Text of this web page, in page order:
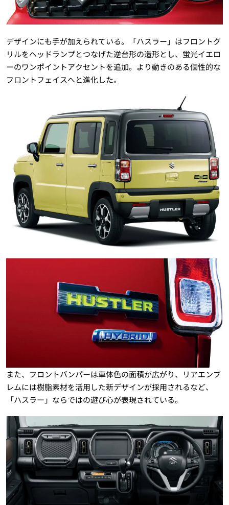
デザインにも手が加えられている。「ハスラー」はフロントグ
リルをヘッドランプとつなげた逆台形の造形とし、蛍光イエロ
ーのワンポイントアクセントを追加。より動きのある個性的な
フロントフェイスへと進化した。
また、フロントバンパーは車体色の面積が広がり、リアエンブ
レムには樹脂素材を活用した新デザインが採用されるなど、
「ハスラー」ならではの遊び心が表現されている。